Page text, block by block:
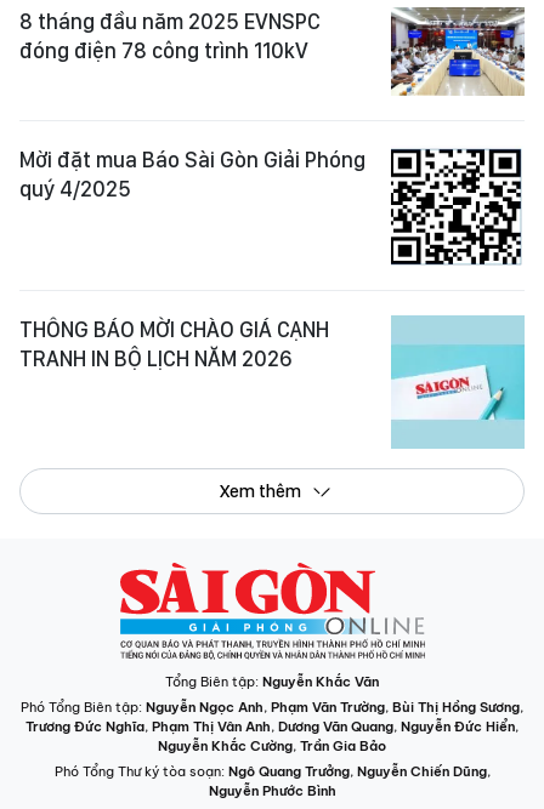
8 tháng đầu năm 2025 EVNSPC
đóng điện 78 công trình 110kV
Mời đặt mua Báo Sài Gòn Giải Phóng
quý 4/2025
THÔNG BÁO MỜI CHÀO GIÁ CẠNH
TRANH IN BỘ LỊCH NĂM 2026
Xem thêm
Tổng Biên tập: Nguyễn Khắc Văn
Phó Tổng Biên tập: Nguyễn Ngọc Anh, Phạm Văn Trường, Bùi Thị Hồng Sương,
Trương Đức Nghĩa, Phạm Thị Vân Anh, Dương Văn Quang, Nguyễn Đức Hiển,
Nguyễn Khắc Cường, Trần Gia Bảo
Phó Tổng Thư ký tòa soạn: Ngô Quang Trưởng, Nguyễn Chiến Dũng,
Nguyễn Phước Bình